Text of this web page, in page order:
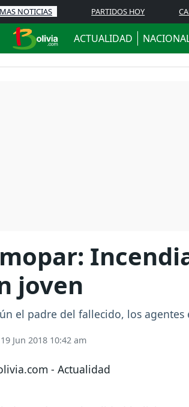
NOTICIAS PARTIDOS HOY
ACTUALIDAD
joven
el padre del fallecido, los
Jun 2018 10:42 am